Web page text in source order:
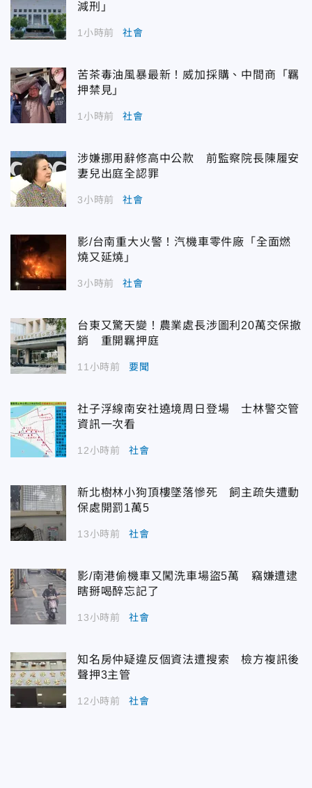
減刑」
1小時前 社會
苦茶毒油風暴最新！威加採購、中間商「羈
押禁見」
1小時前 社會
涉嫌挪用辭修高中公款 前監察院長陳履安
妻兒出庭全認罪
3小時前 社會
影/台南重大火警！汽機車零件廠「全面燃
燒又延燒」
3小時前 社會
台東又驚天變！農業處長涉圖利20萬交保撤
銷 重開羈押庭
11小時前 要聞
社子浮線南安社遶境周日登場 士林警交管
資訊一次看
12小時前 社會
新北樹林小狗頂樓墜落慘死 飼主疏失遭動
保處開罰1萬5
13小時前 社會
影/南港偷機車又闖洗車場盜5萬 竊嫌遭逮
瞎掰喝醉忘記了
13小時前 社會
知名房仲疑違反個資法遭搜索 檢方複訊後
聲押3主管
12小時前 社會